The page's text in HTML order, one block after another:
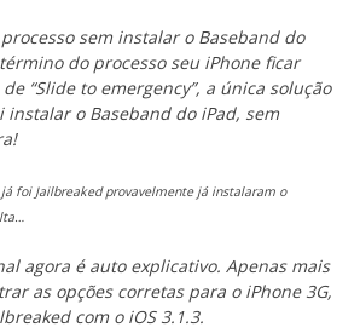
sem instalar o Baseband do
do processo seu iPhone ficar
“Slide to emergency”, a única solução
instalar o Baseband do iPad, sem
foi Jailbreaked provavelmente já instalaram o
agora é auto explicativo. Apenas mais
as opções corretas para o iPhone 3G,
com o iOS 3.1.3.